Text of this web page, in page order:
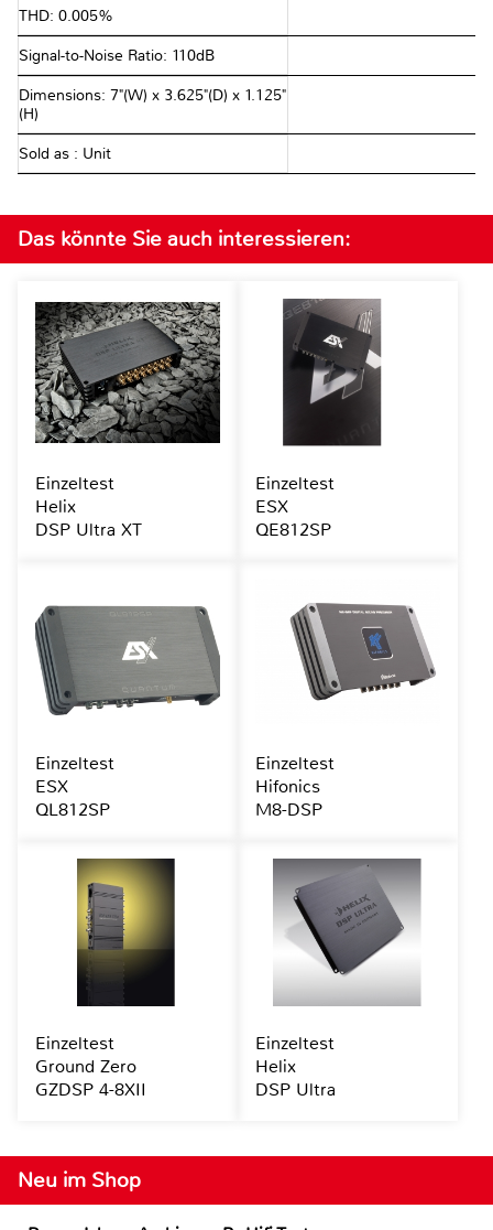
THD: 0.005%
Signal-to-Noise Ratio: 110dB
Dimensions: 7"(W) x 3.625"(D) x 1.125"
(H)
Sold as : Unit
Neu im Shop
Das könnte Sie auch interessieren:
Einzeltest
Helix
DSP Ultra XT
Einzeltest
ESX
QE812SP
Einzeltest
ESX
QL812SP
Einzeltest
Hifonics
M8-DSP
Einzeltest
Ground Zero
GZDSP 4-8XII
Einzeltest
Helix
DSP Ultra